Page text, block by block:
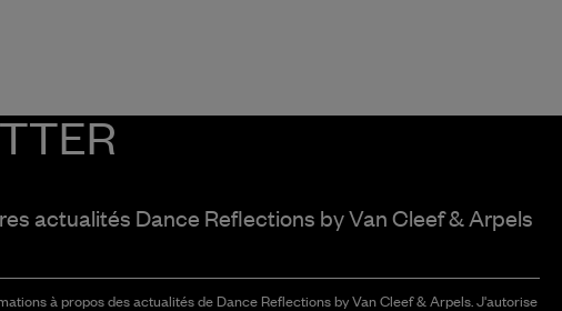
actualités Dance Reflections byVan Cleef & Arpels
à propos des actualités de Dance Reflections by Van Cleef & Arpels. J'autorise